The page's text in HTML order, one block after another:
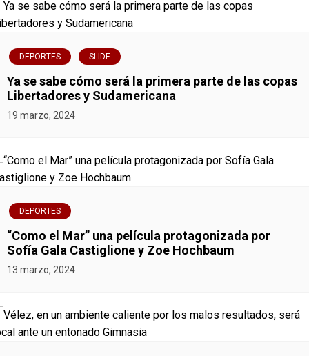
s
DEPORTES SLIDE
Ya se sabe cómo será la primera parte de las copas
Libertadores y Sudamericana
19 marzo, 2024
DEPORTES
“Como el Mar” una película protagonizada por
Sofía Gala Castiglione y Zoe Hochbaum
13 marzo, 2024